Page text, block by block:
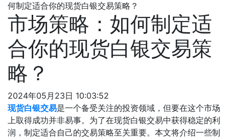
何制定适合你的现货白银交易策略？
市场策略：如何制定适
合你的现货白银交易策
略？
2024年05月23日 10:03:52
现货白银交易是一个备受关注的投资领域，但要在这个市场
上取得成功并非易事。为了在现货白银交易中获得稳定的利
润，制定适合自己的交易策略至关重要。本文将介绍一些制